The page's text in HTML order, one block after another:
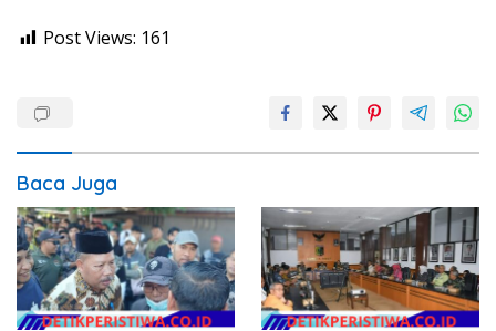
Post Views: 161
Baca Juga